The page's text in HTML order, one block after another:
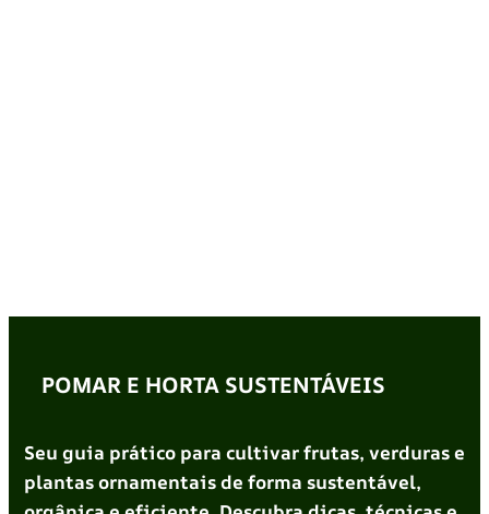
POMAR E HORTA SUSTENTÁVEIS
Seu guia prático para cultivar frutas, verduras e
plantas ornamentais de forma sustentável,